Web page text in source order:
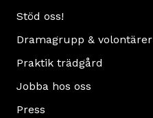
Stöd oss!
Dramagrupp & volontärer
Praktik trädgård
Jobba hos oss
Press